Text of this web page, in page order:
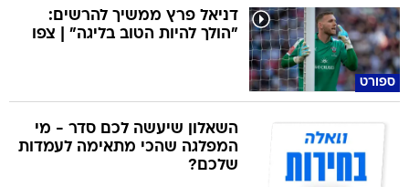
ספורט
דניאל פרץ ממשיך להרשים:
"הולך להיות הטוב בליגה" | צפו
השאלון שיעשה לכם סדר - מי
המפלגה שהכי מתאימה לעמדות
שלכם?